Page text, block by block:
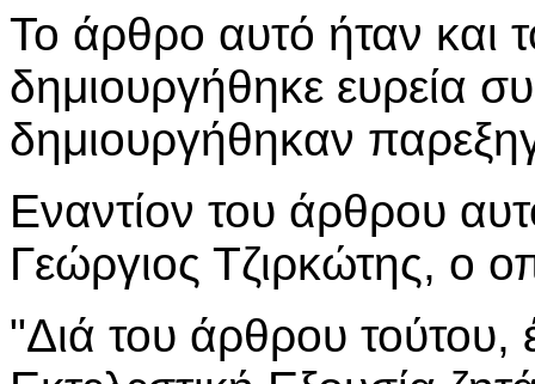
Το άρθρο αυτό ήταν και
δημιουργήθηκε ευρεία
δημιουργήθηκαν
Εναντίον του άρθρου
Γεώργιος Τζιρκώτης, ο
"Διά του άρθρου τούτου,